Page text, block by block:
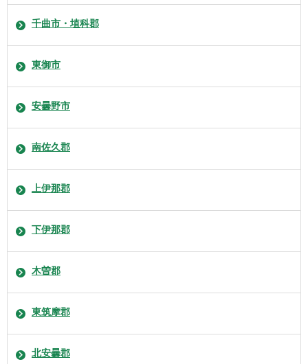
千曲市・埴科郡
東御市
安曇野市
南佐久郡
上伊那郡
下伊那郡
木曽郡
東筑摩郡
北安曇郡